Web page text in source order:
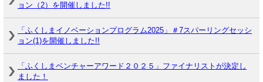
ョン（2）を開催しました!!
「ふくしまイノベーションプログラム2025」＃7スパーリングセッシ
ョン(1)を開催しました!!
「ふくしまベンチャーアワード２０２５」ファイナリストが決定し
ました！